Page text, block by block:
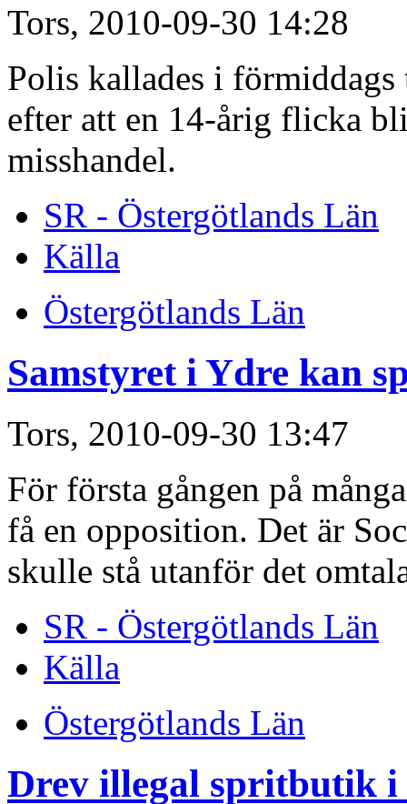
Tors, 2010-09-30 14:28
Polis kallades i
efter att en 14-årig flicka
misshandel.
SR - Östergötlands Län
Källa
Östergötlands Län
Samstyret i Ydre kan
Tors, 2010-09-30 13:47
För första gången på
få en opposition. Det är
skulle stå utanför det
SR - Östergötlands Län
Källa
Östergötlands Län
Drev illegal spritbutik i